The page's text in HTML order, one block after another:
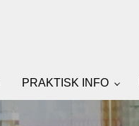
PRAKTISK INFO